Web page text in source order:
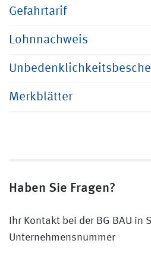
Gefahrtarif
Lohnnachweis
Merkblätter
Haben Sie Fragen?
Ihr Kontakt bei der BG BAU in
Unternehmensnummer